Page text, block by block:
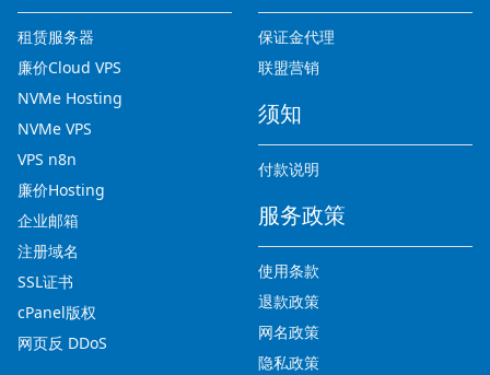
租赁服务器
廉价Cloud VPS
NVMe Hosting
NVMe VPS
VPS n8n
廉价Hosting
企业邮箱
注册域名
SSL证书
cPanel版权
网页反 DDoS
保证金代理
联盟营销
须知
付款说明
服务政策
使用条款
退款政策
网名政策
隐私政策